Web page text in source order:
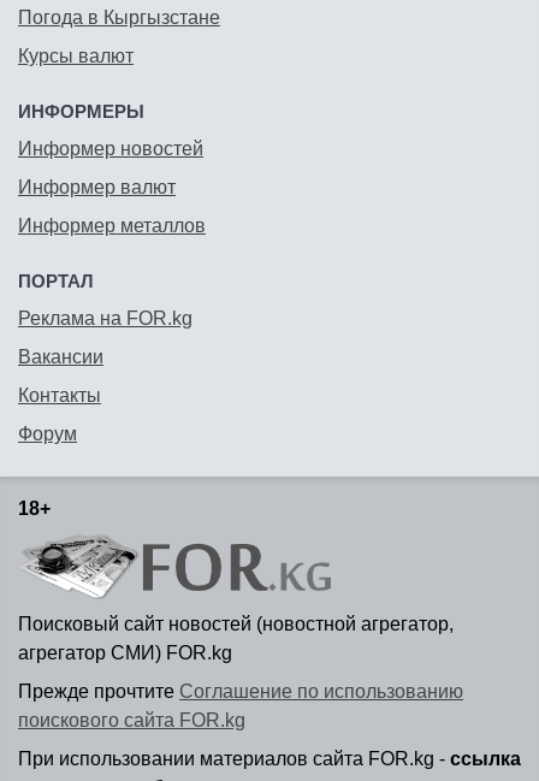
Погода в Кыргызстане
Курсы валют
ИНФОРМЕРЫ
Информер новостей
Информер валют
Информер металлов
ПОРТАЛ
Реклама на FOR.kg
Вакансии
Контакты
Форум
18+
Поисковый сайт новостей (новостной агрегатор,
агрегатор СМИ) FOR.kg
Прежде прочтите Соглашение по использованию
поискового сайта FOR.kg
При использовании материалов сайта FOR.kg - ссылка